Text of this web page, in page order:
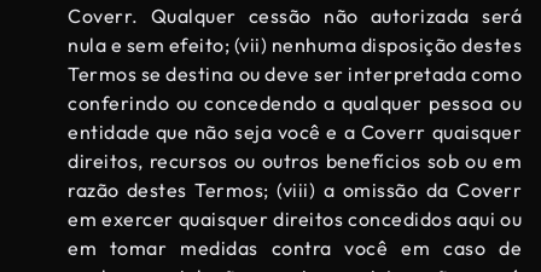
Coverr. Qualquer cessão não autorizada será
nula e sem efeito; (vii) nenhuma disposição destes
Termos se destina ou deve ser interpretada como
conferindo ou concedendo a qualquer pessoa ou
entidade que não seja você e a Coverr quaisquer
direitos, recursos ou outros benefícios sob ou em
razão destes Termos; (viii) a omissão da Coverr
em exercer quaisquer direitos concedidos aqui ou
em tomar medidas contra você em caso de